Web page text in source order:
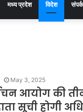
मध्य प्रदेश विदेश संपर्क
May 3, 2025
आयोग की
सूची होगी